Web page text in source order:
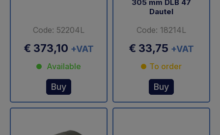
Code: 52204L
€ 373,10 +VAT
Available
Buy
305 mm DLB 47
Dautel
Code: 18214L
€ 33,75 +VAT
To order
Buy